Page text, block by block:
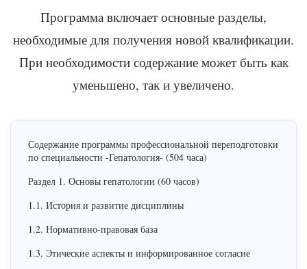
Программа включает основные разделы,
необходимые для получения новой квалификации.
При необходимости содержание может быть как
уменьшено, так и увеличено.
Содержание программы профессиональной переподготовки
по специальности -Гепатология- (504 часа)
Раздел 1. Основы гепатологии (60 часов)
1.1. История и развитие дисциплины
1.2. Нормативно-правовая база
1.3. Этические аспекты и информированное согласие